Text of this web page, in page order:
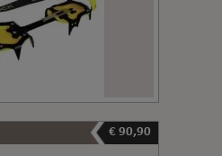
€ 90,90